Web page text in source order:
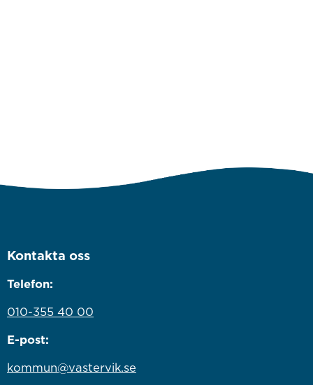
Kontakta oss
Telefon:
010-355 40 00
E-post:
kommun@vastervik.se